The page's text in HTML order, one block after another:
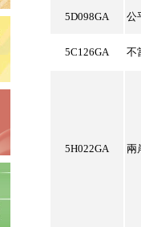
5D098GA 公
5C126GA 不
5H022GA 兩